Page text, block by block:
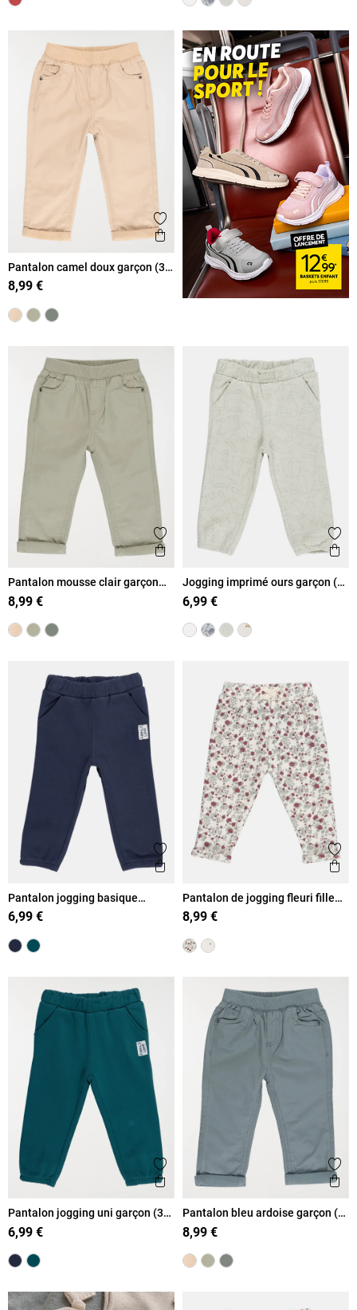
Ajouter aux favoris
Aperçu rapide
Pantalon camel doux garçon (3-
36M)
8,99 €
Ajouter aux favoris
Aperçu rapide
Pantalon mousse clair garçon
(3-36M)
8,99 €
Jogging imprimé ours garçon (3-
36M)
6,99 €
Ajouter aux favoris
Aperçu rapide
Pantalon jogging basique
garçon (3-36M)
6,99 €
Pantalon de jogging fleuri fille
(3-36M)
8,99 €
Ajouter aux favoris
Aperçu rapide
Pantalon jogging uni garçon (3-
36M)
6,99 €
Pantalon bleu ardoise garçon (3-
36M)
8,99 €